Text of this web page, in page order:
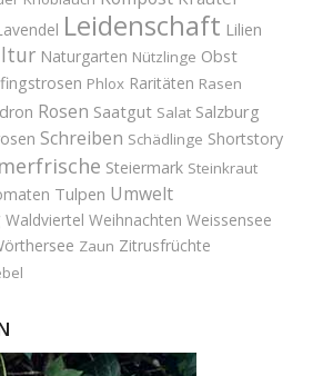
Leidenschaft Lilien
Naturgarten Nützlinge Obst
Phlox Raritäten Rasen
Rosen Saatgut Salat Salzburg
Schreiben Schädlinge Shortstory
Steiermark Steinkraut
Tulpen Umwelt
Waldviertel Weihnachten Weissensee
Zaun Zitrusfrüchte